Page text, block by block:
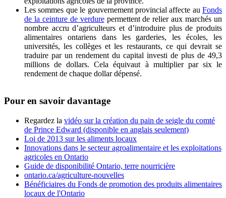
Les sommes que le gouvernement provincial affecte au Fonds
de la ceinture de verdurepermettent de relier aux marchés un
nombre accru d’agriculteurs et d’introduire plus de produits
alimentaires ontariens dans les garderies, les écoles, les
universités, les collèges et les restaurants, ce qui devrait se
traduire par un rendement du capital investi de plus de 49,3
millions de dollars. Cela équivaut à multiplier par six le
rendement de chaque dollar dépensé.
Pour en savoir davantage
Regardez la vidéo sur la création du pain de seigle du comté
de Prince Edward (disponible en anglais seulement)
Loi de 2013 sur les aliments locaux
Innovations dans le secteur agroalimentaire et les exploitations
agricoles en Ontario
Guide de disponibilité Ontario, terre nourricière
ontario.ca/agriculture-nouvelles
Bénéficiaires du Fonds de promotion des produits alimentaires
locaux de l'Ontario